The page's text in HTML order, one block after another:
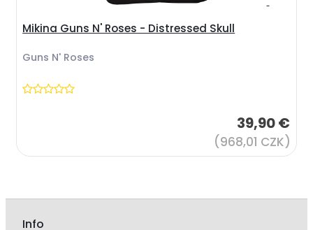
Mikina Guns N' Roses - Distressed Skull
Guns N' Roses
39,90 €
(968,01 CZK)
Info